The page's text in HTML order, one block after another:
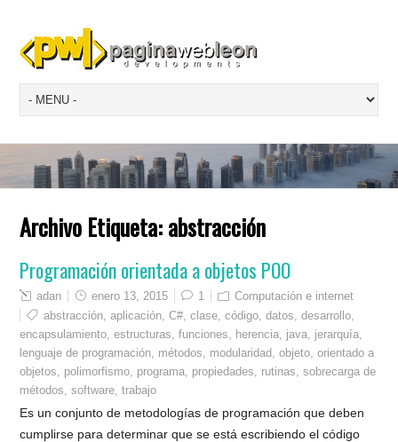
Archivo Etiqueta:abstracción
Programación orientada a objetos POO
adan enero 13, 2015 1
Computación e internet
abstracción ,aplicación ,C# ,clase ,código ,datos ,desarrollo
encapsulamiento ,estructuras ,funciones herencia java jerarquía
lenguaje de programación métodos modularidad ,objeto ,orientado a
objetos
polimorfismo programa propiedades rutinas ,sobrecarga de
métodos ,software ,trabajo
Es un conjunto de metodologías de programación que deben
cumplirse para determinar que se está escribiendo el código